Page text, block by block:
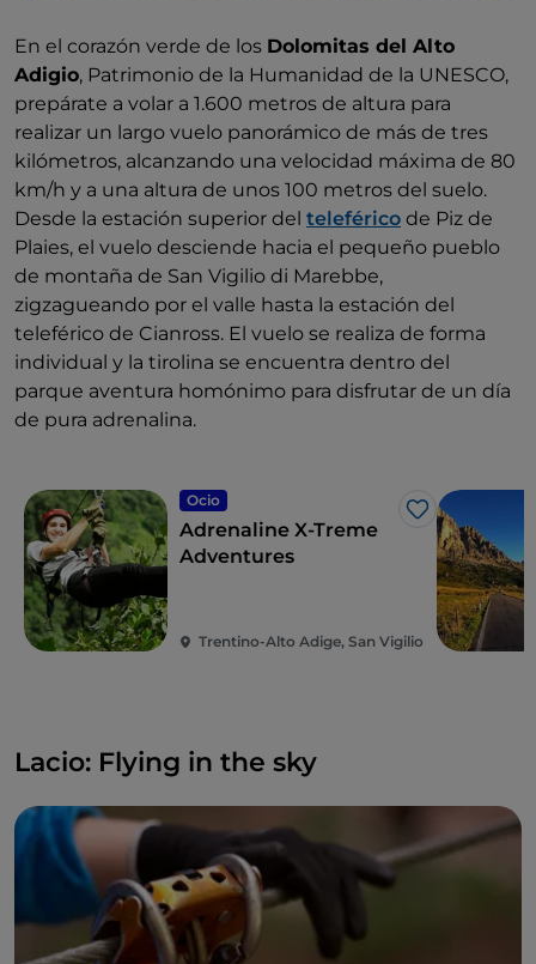
En el corazón verde de los Dolomitas del Alto
Adigio, Patrimonio de la Humanidad de la UNESCO,
prepárate a volar a 1.600 metros de altura para
realizar un largo vuelo panorámico de más de tres
kilómetros, alcanzando una velocidad máxima de 80
km/h y a una altura de unos 100 metros del suelo.
Desde la estación superior del teleférico de Piz de
Plaies, el vuelo desciende hacia el pequeño pueblo
de montaña de San Vigilio di Marebbe,
zigzagueando por el valle hasta la estación del
teleférico de Cianross. El vuelo se realiza de forma
individual y la tirolina se encuentra dentro del
parque aventura homónimo para disfrutar de un día
de pura adrenalina.
Ocio
Me gusta
Adrenaline X-Treme
Adventures
Trentino-Alto Adige, San Vigilio
Lacio: Flying in the sky